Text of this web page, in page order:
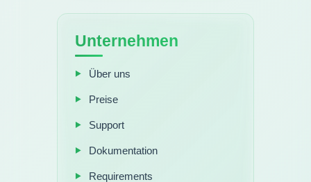
Unternehmen
Über uns
Preise
Support
Dokumentation
Requirements